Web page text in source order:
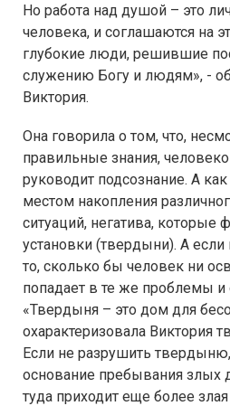
Но работа над душой – это
человека, и соглашаются на
глубокие люди, решившие
служению Богу и людям», -
Виктория.
Она говорила о том, что,
правильные знания,
руководит подсознание. А
местом накопления
ситуаций, негатива,
установки (твердыни). А
то, сколько бы человек ни
попадает в те же проблемы и
«Твердыня – это дом для
охарактеризовала Виктория
Если не разрушить
основание пребывания злых
туда приходит еще более